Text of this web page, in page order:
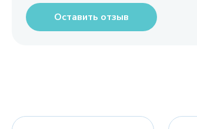
Оставить отзыв